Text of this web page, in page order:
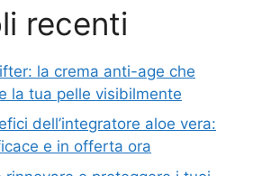
recenti
la crema anti-age che
la tua pelle visibilmente
dell’integratore aloe vera:
e in offerta ora